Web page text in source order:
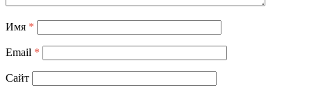
Имя *
Email *
Сайт